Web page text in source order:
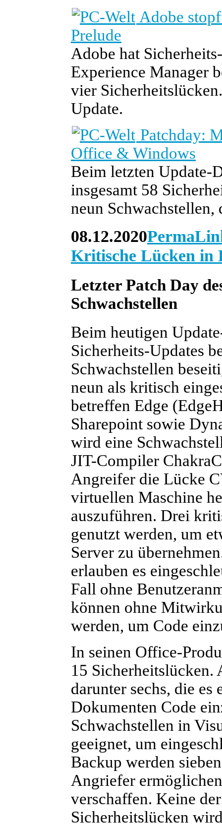
Adobe
Prelude
Adobe hat
Experience Manager
vier
Update.
Patchday:
Office & Windows
Beim letzten Update-
insgesamt 58
neun
08.12.2020
Kritische Lücken in
Letzter Patch Day
Schwachstellen
Beim heutigen
Sicherheits-Updates
Schwachstellen
neun als kritisch
betreffen Edge
Sharepoint sowie
wird eine
JIT-Compiler
Angreifer die Lücke
virtuellen Maschine
auszuführen. Drei
genutzt werden, um
Server zu
erlauben es
Fall ohne
können ohne
werden, um Code
In seinen Office-
15
darunter sechs, die
Dokumenten Code
Schwachstellen in
geeignet, um
Backup werden
Angriefer
verschaffen. Keine
Sicherheitslücken